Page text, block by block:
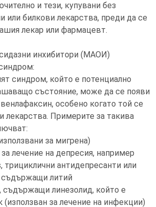
и тези, купувани без
или билкови лекарства, преди да се
лекар или фармацевт.
инхибитори (МАОИ)
синдром, който е потенциално
състояние, може да се появи
особено когато той се
лекарства. Примерите за такива
за мигрена)
лечение на депресия, например
трициклични антидепресанти или
съдържащи литий
съдържащи линезолид, който е
(използван за лечение на инфекции)